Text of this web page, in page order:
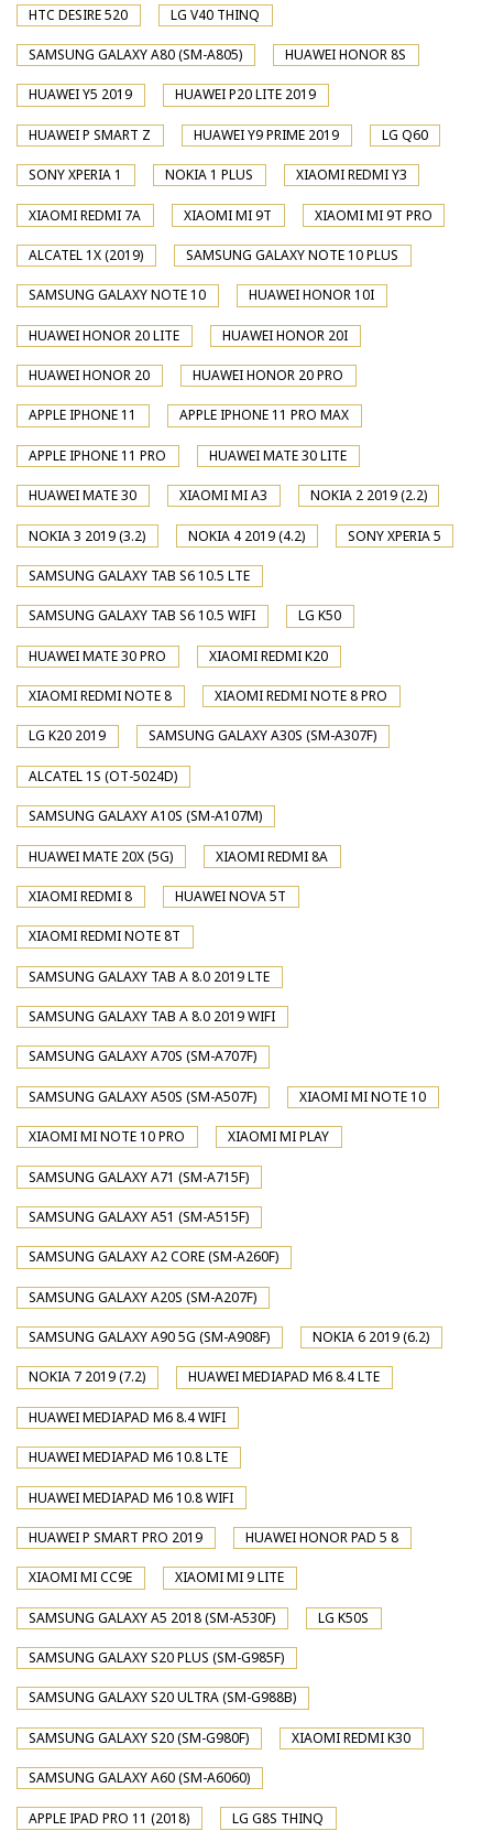
HTC DESIRE 520 LG V40 THINQ
SAMSUNG GALAXY A80 (SM-A805) HUAWEI HONOR 8S
HUAWEI Y5 2019 HUAWEI P20 LITE 2019
HUAWEI P SMART Z HUAWEI Y9 PRIME 2019 LG Q60
SONY XPERIA 1 NOKIA 1 PLUS XIAOMI REDMI Y3
XIAOMI REDMI 7A XIAOMI MI 9T XIAOMI MI 9T PRO
ALCATEL 1X (2019) SAMSUNG GALAXY NOTE 10 PLUS
SAMSUNG GALAXY NOTE 10 HUAWEI HONOR 10I
HUAWEI HONOR 20 LITE HUAWEI HONOR 20I
HUAWEI HONOR 20 HUAWEI HONOR 20 PRO
APPLE IPHONE 11 APPLE IPHONE 11 PRO MAX
APPLE IPHONE 11 PRO HUAWEI MATE 30 LITE
HUAWEI MATE 30 XIAOMI MI A3 NOKIA 2 2019 (2.2)
NOKIA 3 2019 (3.2) NOKIA 4 2019 (4.2) SONY XPERIA 5
SAMSUNG GALAXY TAB S6 10.5 LTE
SAMSUNG GALAXY TAB S6 10.5 WIFI LG K50
HUAWEI MATE 30 PRO XIAOMI REDMI K20
XIAOMI REDMI NOTE 8 XIAOMI REDMI NOTE 8 PRO
LG K20 2019 SAMSUNG GALAXY A30S (SM-A307F)
ALCATEL 1S (OT-5024D)
SAMSUNG GALAXY A10S (SM-A107M)
HUAWEI MATE 20X (5G) XIAOMI REDMI 8A
XIAOMI REDMI 8 HUAWEI NOVA 5T
XIAOMI REDMI NOTE 8T
SAMSUNG GALAXY TAB A 8.0 2019 LTE
SAMSUNG GALAXY TAB A 8.0 2019 WIFI
SAMSUNG GALAXY A70S (SM-A707F)
SAMSUNG GALAXY A50S (SM-A507F) XIAOMI MI NOTE 10
XIAOMI MI NOTE 10 PRO XIAOMI MI PLAY
SAMSUNG GALAXY A71 (SM-A715F)
SAMSUNG GALAXY A51 (SM-A515F)
SAMSUNG GALAXY A2 CORE (SM-A260F)
SAMSUNG GALAXY A20S (SM-A207F)
SAMSUNG GALAXY A90 5G (SM-A908F) NOKIA 6 2019 (6.2)
NOKIA 7 2019 (7.2) HUAWEI MEDIAPAD M6 8.4 LTE
HUAWEI MEDIAPAD M6 8.4 WIFI
HUAWEI MEDIAPAD M6 10.8 LTE
HUAWEI MEDIAPAD M6 10.8 WIFI
HUAWEI P SMART PRO 2019 HUAWEI HONOR PAD 5 8
XIAOMI MI CC9E XIAOMI MI 9 LITE
SAMSUNG GALAXY A5 2018 (SM-A530F) LG K50S
SAMSUNG GALAXY S20 PLUS (SM-G985F)
SAMSUNG GALAXY S20 ULTRA (SM-G988B)
SAMSUNG GALAXY S20 (SM-G980F) XIAOMI REDMI K30
SAMSUNG GALAXY A60 (SM-A6060)
APPLE IPAD PRO 11 (2018) LG G8S THINQ